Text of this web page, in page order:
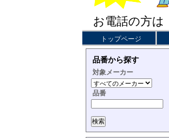
お電話の方は
トップページ
品番から探す
対象メーカー
品番